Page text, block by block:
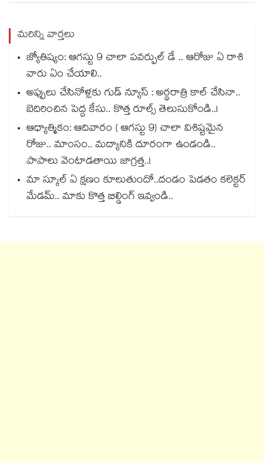
మరిన్ని వార్తలు
జ్యోతిష్యం: ఆగస్టు 9 చాలా పవర్ఫుల్ డే .. ఆరోజు ఏ రాశి
వారు ఏం చేయాలి..
అప్పులు చేసినోళ్లకు గుడ్ న్యూస్ : అర్థరాత్రి కాల్ చేసినా..
బెదిరించిన పెద్ద కేసు.. కొత్త రూల్స్ తెలుసుకోండి..!
ఆధ్యాత్మికం: ఆదివారం ( ఆగస్టు 9) చాలా విశిష్టమైన
రోజు.. మాంసం.. మద్యానికి దూరంగా ఉండండి..
పాపాలు వెంటాడతాయి జాగ్రత్త..!
మా స్కూల్ ఏ క్షణం కూలుతుందో..దండం పెడతం కలెక్టర్
మేడమ్.. మాకు కొత్త బిల్డింగ్ ఇవ్వండి..